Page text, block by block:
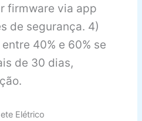
firmware via app
de segurança. 4)
40% e 60% se
de 30 dias,
Elétrico